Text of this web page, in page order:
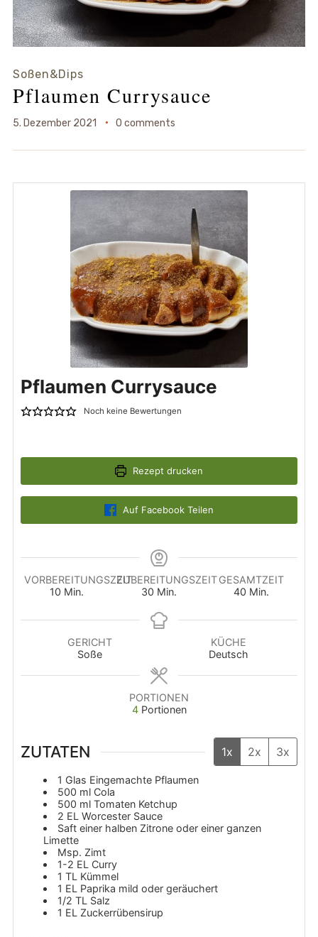
Soßen&Dips
Pflaumen Currysauce
5. Dezember 2021 0 comments
Pflaumen Currysauce
Noch keine Bewertungen
Rezept drucken
Auf Facebook Teilen
VORBEREITUNGSZEIT
10Minuten
Min.
ZUBEREITUNGSZEIT
30 Minuten
Min.
GESAMTZEIT
40 Minuten
Min.
GERICHT
Soße
KÜCHE
Deutsch
PORTIONEN
4 Portionen
ZUTATEN 1x 2x 3x
1 Glas Eingemachte Pflaumen
500 ml Cola
500 ml Tomaten Ketchup
2 EL Worcester Sauce
Saft einer halben Zitrone oder einer ganzen
Limette
Msp. Zimt
1-2 EL Curry
1 TL Kümmel
1 EL Paprika mild oder geräuchert
1/2 TL Salz
1 EL Zuckerrübensirup